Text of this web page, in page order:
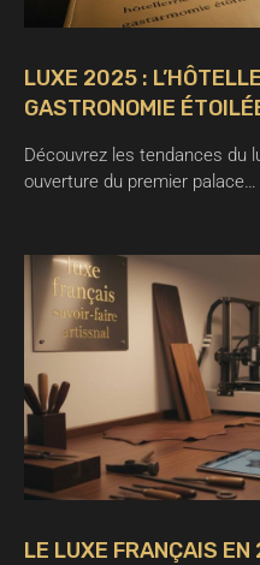
LUXE 2025 :
GASTRONOMIE
Découvrez les tendances du
ouverture du premier palace…
LE LUXE FRANÇAIS